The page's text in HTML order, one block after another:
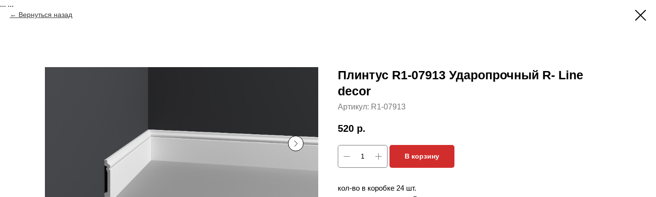
... ...
Вернуться назад
Плинтус R1-07913 Ударопрочный R- Line
decor
Артикул: R1-07913
520 р.
В корзину
кол-во в коробке 24 шт.